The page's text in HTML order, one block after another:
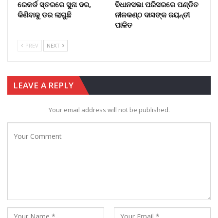
ରେକର୍ଡ ସ୍ତରରେ ସୁନା ଦର,
କିଣିବାକୁ ଡର ଲାଗୁଛି
ବିଧାନସଭା ପରିସରରେ ପଣ୍ଡିତ
ନୀଳକଣ୍ଠ ଦାସଙ୍କ ଜୟନ୍ତୀ
ପାଳିତ
PREV NEXT
LEAVE A REPLY
Your email address will not be published.